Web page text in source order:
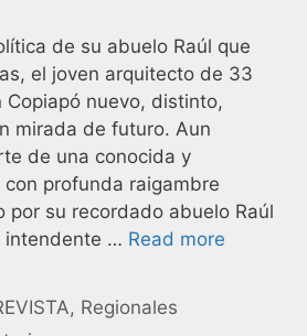
de su abuelo Raúl que
el joven arquitecto de 33
Copiapó nuevo, distinto,
mirada de futuro. Aun
de una conocida y
profunda raigambre
por su recordado abuelo Raúl
intendente … Read more
, Regionales